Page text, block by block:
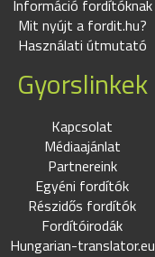
Információ fordítóknak
Mit nyújt a fordit.hu?
Használati útmutató
Gyorslinkek
Kapcsolat
Médiaajánlat
Partnereink
Egyéni fordítók
Részidős fordítók
Fordítóirodák
Hungarian-translator.eu